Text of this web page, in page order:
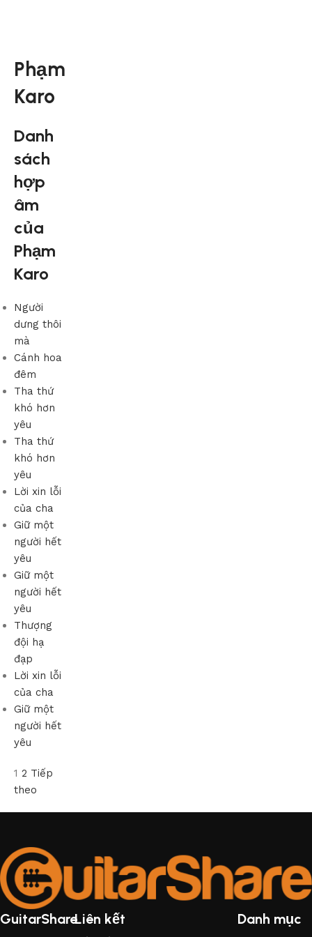
Phạm
Karo
Danh
sách
hợp
âm
của
Phạm
Karo
Người
dưng thôi
mà
Cánh hoa
đêm
Tha thứ
khó hơn
yêu
Tha thứ
khó hơn
yêu
Lời xin lỗi
của cha
Giữ một
người hết
yêu
Giữ một
người hết
yêu
Thượng
đội hạ
đạp
Lời xin lỗi
của cha
Giữ một
người hết
yêu
1 2 Tiếp
theo
GuitarShareLiên kết Danh mục